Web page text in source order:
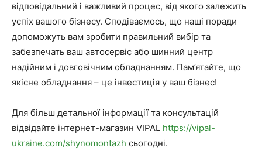
відповідальний і важливий процес, від якого залежить
успіх вашого бізнесу. Сподіваємось, що наші поради
допоможуть вам зробити правильний вибір та
забезпечать ваш автосервіс або шинний центр
надійним і довговічним обладнанням. Пам’ятайте, що
якісне обладнання – це інвестиція у ваш бізнес!
Для більш детальної інформації та консультацій
відвідайте інтернет-магазин VIPAL https://vipal-
ukraine.com/shynomontazh сьогодні.